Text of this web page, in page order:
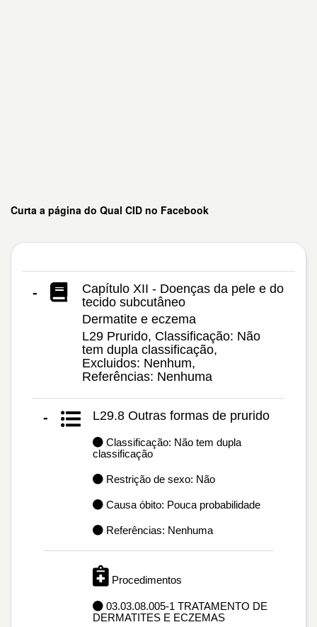
Curta a página do Qual CID no Facebook
-
Capítulo XII - Doenças da pele e do
tecido subcutâneo
Dermatite e eczema
L29 Prurido, Classificação: Não
tem dupla classificação,
Excluidos: Nenhum,
Referências: Nenhuma
- L29.8 Outras formas de prurido
Classificação: Não tem dupla
classificação
Restrição de sexo: Não
Causa óbito: Pouca probabilidade
Referências: Nenhuma
Procedimentos
03.03.08.005-1 TRATAMENTO DE
DERMATITES E ECZEMAS